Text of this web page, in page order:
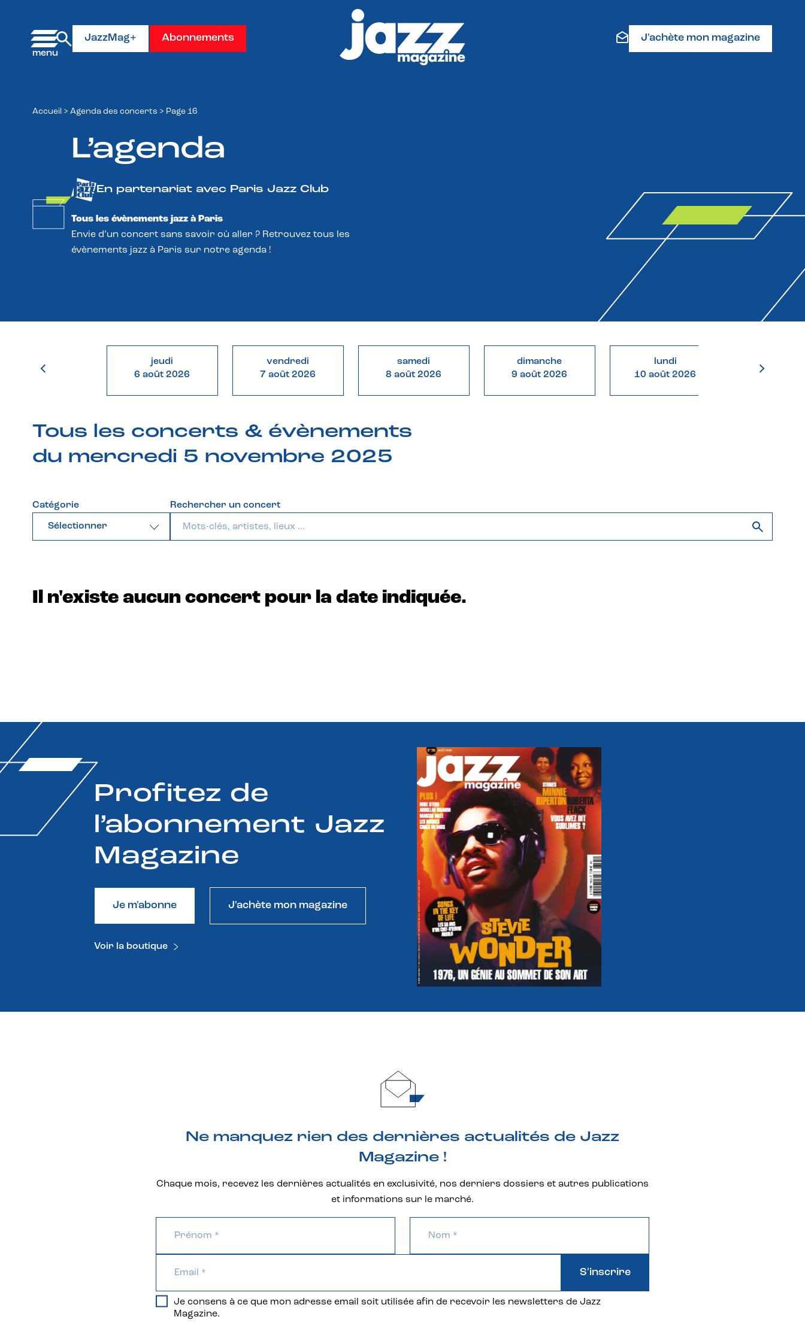
JazzMag+ Abonnements J'achète mon magazine
Accueil > Agenda des concerts > Page 16
L’agenda
En partenariat avec Paris Jazz Club
Tous les évènements jazz à Paris
Envie d’un concert sans savoir où aller ? Retrouvez tous les
évènements jazz à Paris sur notre agenda !
jeudi
6 août 2026
vendredi
7 août 2026
samedi
8 août 2026
dimanche
9 août 2026
lundi
10 août 2026
11 août
Tous les concerts & évènements
du mercredi 5 novembre 2025
Catégorie
Sélectionner
Rechercher un concert
Il n'existe aucun concert pour la date indiquée.
Profitez de
l’abonnement Jazz
Magazine
Je m'abonne J'achète mon magazine
Voir la boutique
Ne manquez rien des dernières actualités de Jazz
Magazine !
Chaque mois, recevez les dernières actualités en exclusivité, nos derniers dossiers et autres publications
et informations sur le marché.
Je consens à ce que mon adresse email soit utilisée afin de recevoir les newsletters de Jazz
Magazine.
S'inscrire